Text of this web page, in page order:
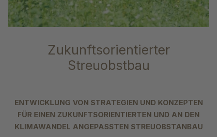
Zukunftsorientierter
Streuobstbau
ENTWICKLUNG VON STRATEGIEN UND KONZEPTEN
FÜR EINEN ZUKUNFTSORIENTIERTEN UND AN DEN
KLIMAWANDEL ANGEPASSTEN STREUOBSTANBAU